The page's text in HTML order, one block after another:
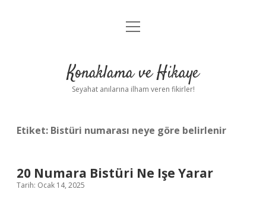
Anasayfa
Yasal Uyarı
menüyü
Konaklama ve Hikaye
Seyahat anılarına ilham veren fikirler!
Etiket: Bistüri numarası neye göre belirlenir
20 Numara Bistüri Ne Işe Yarar
Tarih: Ocak 14, 2025